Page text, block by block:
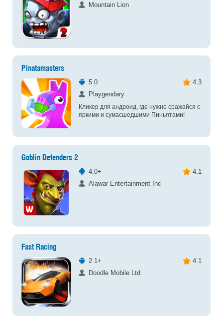
Mountain Lion
Pinatamasters
5.0
4.3
Playgendary
Кликер для андроид, где нужно сражайся с
яркими и сумасшедшими Пиньятами!
Goblin Defenders 2
4.0+
4.1
Alawar Entertainment Inc
Fast Racing
2.1+
4.1
Doodle Mobile Ltd